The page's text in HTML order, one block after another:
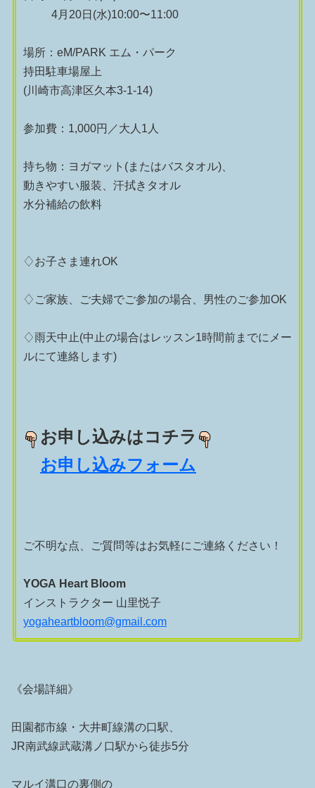
4月20日(水)10:00〜11:00
場所：eM/PARK エム・パーク
持田駐車場屋上
(川崎市高津区久本3-1-14)
参加費：1,000円／大人1人
持ち物：ヨガマット(またはバスタオル)、
動きやすい服装、汗拭きタオル
水分補給の飲料
♢お子さま連れOK
♢ご家族、ご夫婦でご参加の場合、男性のご参加OK
♢雨天中止(中止の場合はレッスン1時間前までにメー
ルにて連絡します)
お申し込みはコチラ
お申し込みフォーム
ご不明な点、ご質問等はお気軽にご連絡ください！
YOGA Heart Bloom
インストラクター 山里悦子
yogaheartbloom@gmail.com
《会場詳細》
田園都市線・大井町線溝の口駅、
JR南武線武蔵溝ノ口駅から徒歩5分
マルイ溝口の裏側の